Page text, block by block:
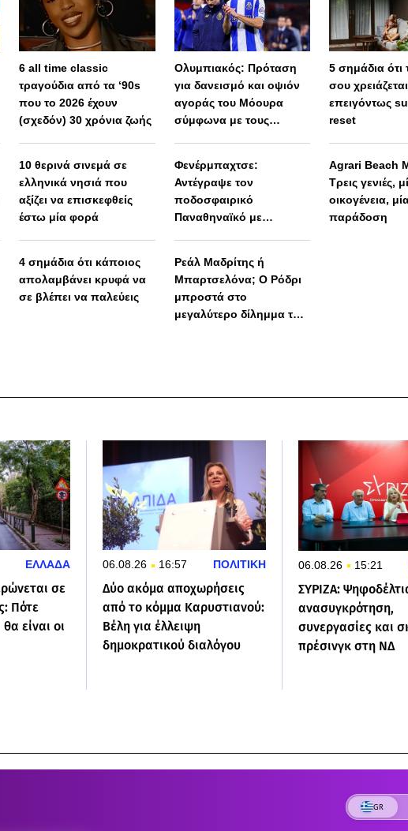
6 all time classic
τραγούδια από τα ‘90s
που το 2026 έχουν
(σχεδόν) 30 χρόνια ζωής
10 θερινά σινεμά σε
ελληνικά νησιά που
αξίζει να επισκεφθείς
έστω μία φορά
4 σημάδια ότι κάποιος
απολαμβάνει κρυφά να
σε βλέπει να παλεύεις
Ολυμπιακός: Πρόταση
για δανεισμό και οψιόν
αγοράς του Μόουρα
σύμφωνα με τους
Φενέρμπαχτσε:
Αντέγραψε τον
ποδοσφαιρικό
Παναθηναϊκό με
Ρεάλ Μαδρίτης ή
Μπαρτσελόνα; Ο Ρόδρι
μπροστά στο
μεγαλύτερο δίλημμα της
5 σημάδια ότι
σου χρειάζεται
επειγόντως
reset
Agrari Beach
Τρεις γενιές,
οικογένεια,
παράδοση
ΕΛΛΑΔΑ
σε
Πότε
είναι οι
06.08.26 16:57 ΠΟΛΙΤΙΚΗ
Δύο ακόμα αποχωρήσεις
από το κόμμα Καρυστιανού:
Βέλη για έλλειψη
δημοκρατικού διαλόγου
06.08.26 15:21
ΣΥΡΙΖΑ:
ανασυγκρότηση,
συνεργασίες και
πρέσινγκ στη ΝΔ